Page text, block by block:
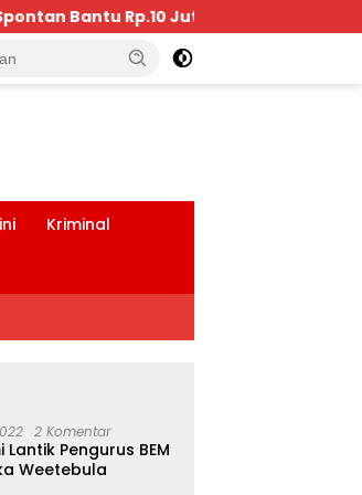
Pengurus KKBD Seluruh Warga Yang
Kriminal
2 Komentar
Lantik Pengurus BEM
Weetebula